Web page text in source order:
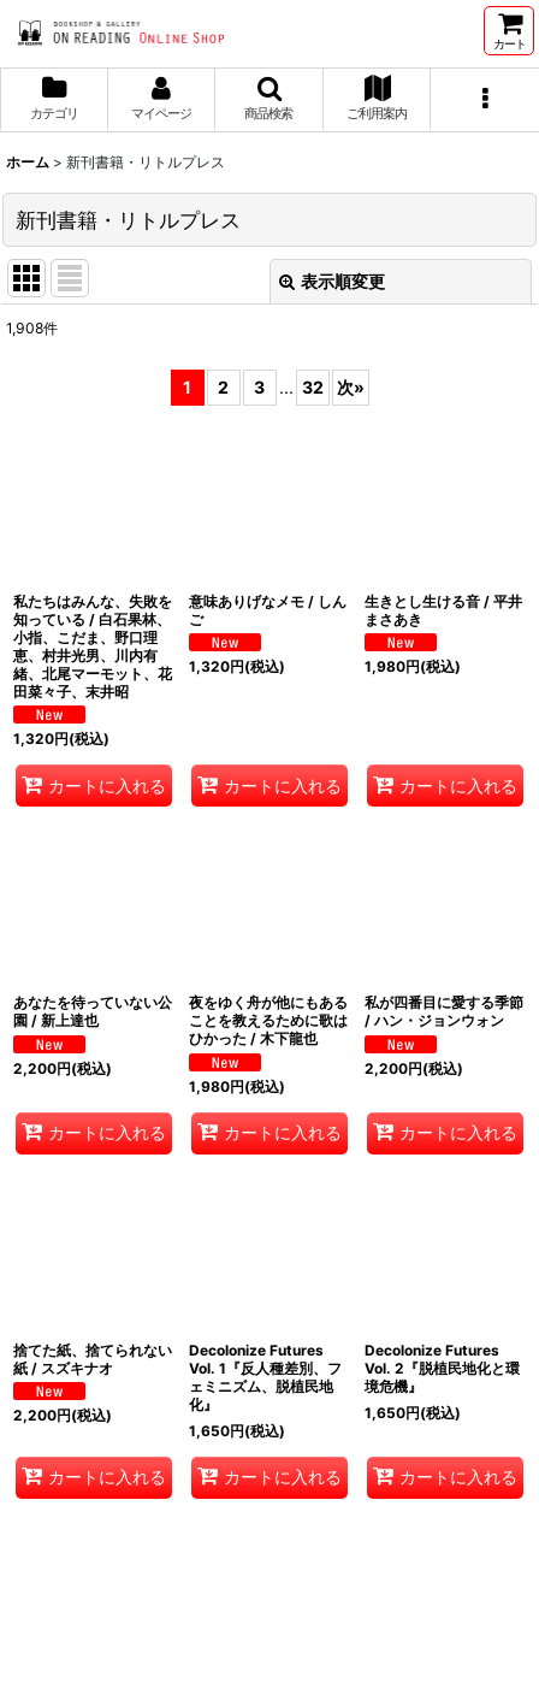
カート
カテゴリ マイページ 商品検索 ご利用案内
ホーム > 新刊書籍・リトルプレス
新刊書籍・リトルプレス
表示順変更
1,908件
1 2 3 ... 32 次»
私たちはみんな、失敗を
知っている / 白石果林、
小指、こだま、野口理
恵、村井光男、川内有
緒、北尾マーモット、花
田菜々子、末井昭
1,320円(税込)
カートに入れる
意味ありげなメモ / しん
ご
1,320円(税込)
カートに入れる
生きとし生ける音 / 平井
まさあき
1,980円(税込)
カートに入れる
あなたを待っていない公
園 / 新上達也
2,200円(税込)
カートに入れる
夜をゆく舟が他にもある
ことを教えるために歌は
ひかった / 木下龍也
1,980円(税込)
カートに入れる
私が四番目に愛する季節
/ ハン・ジョンウォン
2,200円(税込)
カートに入れる
捨てた紙、捨てられない
紙 / スズキナオ
2,200円(税込)
カートに入れる
Decolonize Futures
Vol. 1『反人種差別、フ
ェミニズム、脱植民地
化』
1,650円(税込)
カートに入れる
Decolonize Futures
Vol. 2『脱植民地化と環
境危機』
1,650円(税込)
カートに入れる